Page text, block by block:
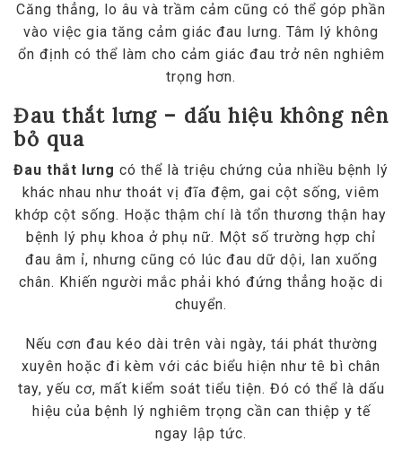
Căng thẳng, lo âu và trầm cảm cũng có thể góp phần
vào việc gia tăng cảm giác đau lưng. Tâm lý không
ổn định có thể làm cho cảm giác đau trở nên nghiêm
trọng hơn.
Đau thắt lưng – dấu hiệu không nên
bỏ qua
Đau thắt lưng có thể là triệu chứng của nhiều bệnh lý
khác nhau như thoát vị đĩa đệm, gai cột sống, viêm
khớp cột sống. Hoặc thậm chí là tổn thương thận hay
bệnh lý phụ khoa ở phụ nữ. Một số trường hợp chỉ
đau âm ỉ, nhưng cũng có lúc đau dữ dội, lan xuống
chân. Khiến người mắc phải khó đứng thẳng hoặc di
chuyển.
Nếu cơn đau kéo dài trên vài ngày, tái phát thường
xuyên hoặc đi kèm với các biểu hiện như tê bì chân
tay, yếu cơ, mất kiểm soát tiểu tiện. Đó có thể là dấu
hiệu của bệnh lý nghiêm trọng cần can thiệp y tế
ngay lập tức.